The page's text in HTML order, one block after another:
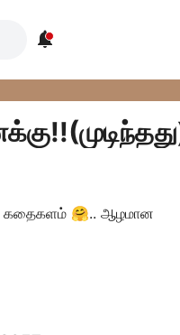

கதைகளம் 🤗.. ஆழமான